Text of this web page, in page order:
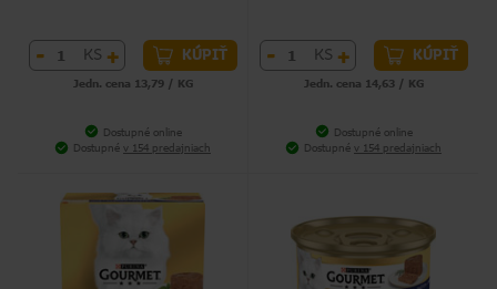
- KS + KÚPIŤ
Jedn. cena 13,79 / KG
Dostupné online
Dostupné v 154 predajniach
- KS + KÚPIŤ
Jedn. cena 14,63 / KG
Dostupné online
Dostupné v 154 predajniach